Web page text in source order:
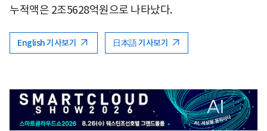
누적액은 2조5628억원으로 나타났다.
English 기사보기 日本語 기사보기